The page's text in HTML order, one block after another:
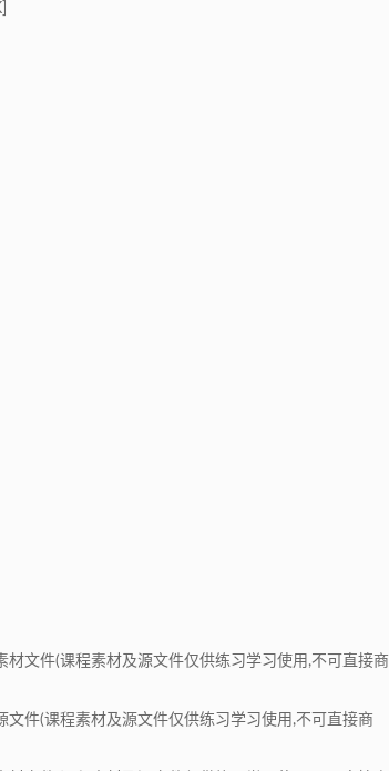
文件(课程素材及源文件仅供练习学习使用,不可直接商
件(课程素材及源文件仅供练习学习使用,不可直接商